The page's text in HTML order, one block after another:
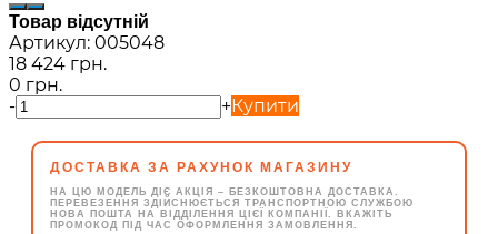
Товар відсутній
Артикул: 005048
18 424 грн.
0 грн.
-
+Купити
ДОСТАВКА ЗА РАХУНОК МАГАЗИНУ
НА ЦЮ МОДЕЛЬ ДІЄ АКЦІЯ – БЕЗКОШТОВНА ДОСТАВКА.
ПЕРЕВЕЗЕННЯ ЗДІЙСНЮЄТЬСЯ ТРАНСПОРТНОЮ СЛУЖБОЮ
НОВА ПОШТА НА ВІДДІЛЕННЯ ЦІЄЇ КОМПАНІЇ. ВКАЖІТЬ
ПРОМОКОД ПІД ЧАС ОФОРМЛЕННЯ ЗАМОВЛЕННЯ.